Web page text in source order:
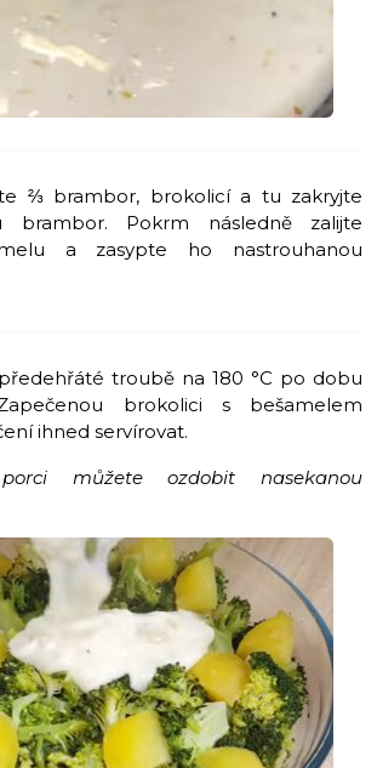
⅔ brambor, brokolicí a tu zakryjte
brambor. Pokrm následně zalijte
a zasypte ho nastrouhanou
troubě na 180 °C po dobu
brokolici s bešamelem
ihned servírovat.
můžete ozdobit nasekanou